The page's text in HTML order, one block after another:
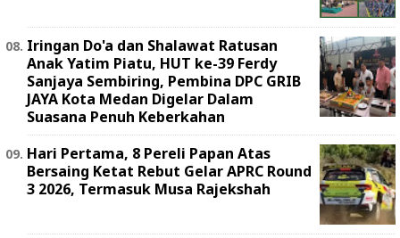
Iringan Do'a dan Shalawat Ratusan
Anak Yatim Piatu, HUT ke-39 Ferdy
Sanjaya Sembiring, Pembina DPC GRIB
JAYA Kota Medan Digelar Dalam
Suasana Penuh Keberkahan
Hari Pertama, 8 Pereli Papan Atas
Bersaing Ketat Rebut Gelar APRC Round
3 2026, Termasuk Musa Rajekshah